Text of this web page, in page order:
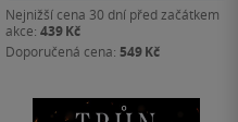
Nejnižší cena 30 dní před začátkem
akce: 439 Kč
Doporučená cena: 549 Kč